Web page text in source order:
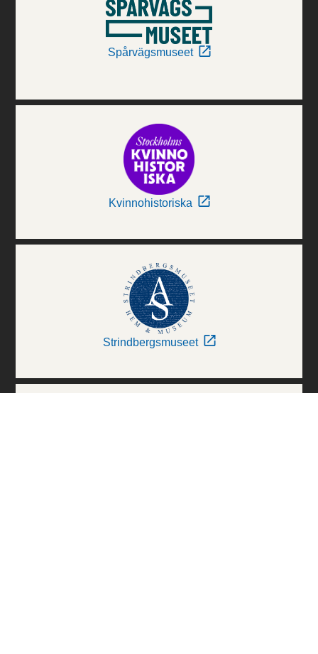
Spårvägsmuseet
Kvinnohistoriska
Strindbergsmuseet